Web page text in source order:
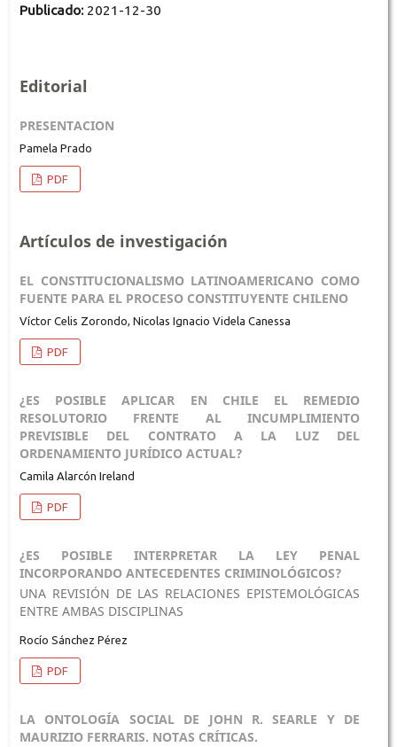
Publicado: 2021-12-30
Editorial
PRESENTACION
Pamela Prado
PDF
Artículos de investigación
EL CONSTITUCIONALISMO LATINOAMERICANO COMO
FUENTE PARA EL PROCESO CONSTITUYENTE CHILENO
Víctor Celis Zorondo, Nicolas Ignacio Videla Canessa
PDF
¿ES POSIBLE APLICAR EN CHILE EL REMEDIO
RESOLUTORIO FRENTE AL INCUMPLIMIENTO
PREVISIBLE DEL CONTRATO A LA LUZ DEL
ORDENAMIENTO JURÍDICO ACTUAL?
Camila Alarcón Ireland
PDF
¿ES POSIBLE INTERPRETAR LA LEY PENAL
INCORPORANDO ANTECEDENTES CRIMINOLÓGICOS?
UNA REVISIÓN DE LAS RELACIONES EPISTEMOLÓGICAS
ENTRE AMBAS DISCIPLINAS
Rocío Sánchez Pérez
PDF
LA ONTOLOGÍA SOCIAL DE JOHN R. SEARLE Y DE
MAURIZIO FERRARIS. NOTAS CRÍTICAS.